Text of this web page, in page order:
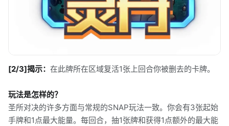
[2/3]揭示： 在此牌所在区域复活1张上回合你被删去的卡牌。
玩法是怎样的？
圣所对决的许多方面与常规的SNAP玩法一致。你会有3张起始
手牌和1点最大能量。每回合，抽1张牌和获得1点额外的最大能